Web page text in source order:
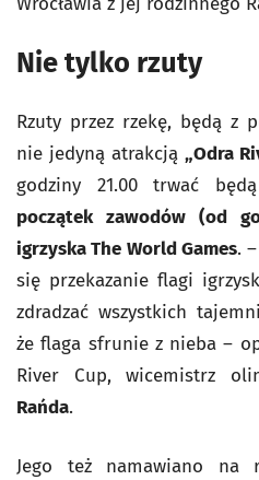
Nie tylko rzuty
Rzuty przez rzekę, będą z
nie jedyną atrakcją „Odra
godziny 21.00 trwać
początek zawodów (od
igrzyska The World Games.
się przekazanie flagi
zdradzać wszystkich
że flaga sfrunie z nieba –
River Cup, wicemistrz
Rańda.
Jego też namawiano